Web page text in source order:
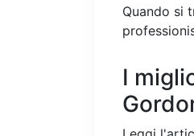
Quando si
I